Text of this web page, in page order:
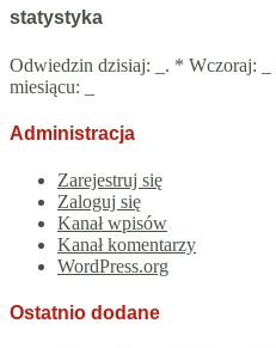
statystyka
Odwiedzin dzisiaj: . * Wczoraj:
miesiącu:
Administracja
Zarejestruj się
Zaloguj się
Kanał wpisów
Kanał komentarzy
WordPress.org
Ostatnio dodane